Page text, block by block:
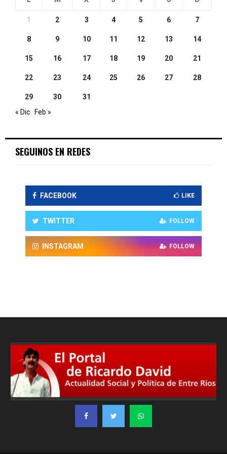
1 2 3 4 5 6 7
8 9 10 11 12 13 14
15 16 17 18 19 20 21
22 23 24 25 26 27 28
29 30
31
« Dic
Feb »
SEGUINOS EN REDES
FACEBOOK LIKE
TWITTER FOLLOW
INSTAGRAM FOLLOW